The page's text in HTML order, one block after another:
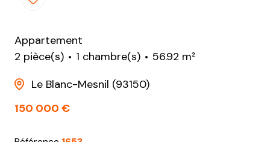
Appartement
2 pièce(s)
1 chambre(s)
56.92 m²
Le Blanc-Mesnil (93150)
150 000 €